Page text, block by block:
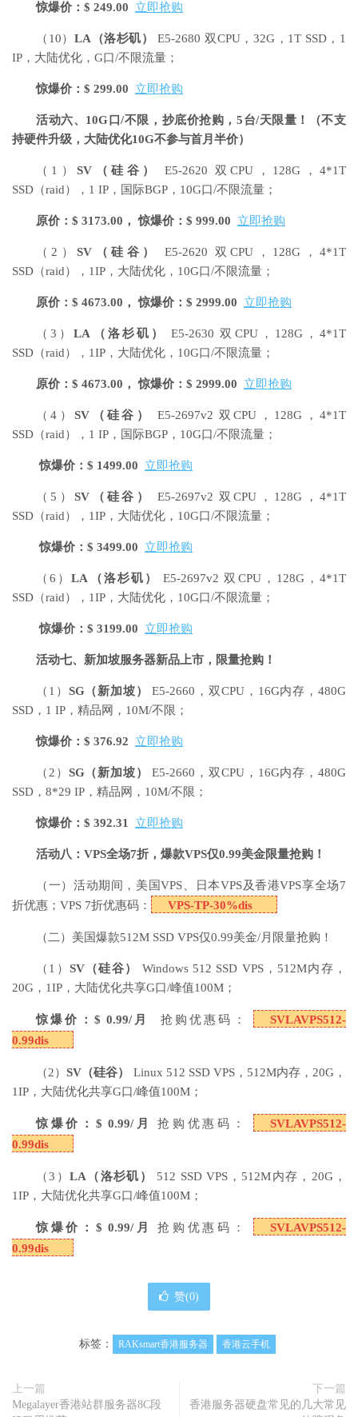
惊爆价：$ 249.00 立即抢购
（10） LA （洛杉矶）
E5-2680 双CPU，32G，1T SSD，1
IP，大陆优化，G口/不限流量；
惊爆价：$ 299.00 立即抢购
活动六、10G口/不限，抄底价抢购，5台/天限量！
（不支
持硬件升级，大陆优化10G不参与首月半价）
（1）SV （硅谷）
E5-2620 双CPU，128G，4*1T
SSD（raid），1 IP，国际BGP，10G口/不限流量；
原价：$ 3173.00， 惊爆价：$ 999.00 立即抢购
（2）SV （硅谷）
E5-2620 双CPU，128G，4*1T
SSD（raid），1IP，大陆优化，10G口/不限流量；
原价：$ 4673.00， 惊爆价：$ 2999.00 立即抢购
（3）LA （洛杉矶）
E5-2630 双CPU，128G，4*1T
SSD（raid），1IP，大陆优化，10G口/不限流量；
原价：$ 4673.00， 惊爆价：$ 2999.00 立即抢购
（4）SV （硅谷）
E5-2697v2 双CPU，128G，4*1T
SSD（raid），1 IP，国际BGP，10G口/不限流量；
惊爆价：$ 1499.00 立即抢购
（5）SV （硅谷）
E5-2697v2 双CPU，128G，4*1T
SSD（raid），1IP，大陆优化，10G口/不限流量；
惊爆价：$ 3499.00 立即抢购
（6）LA （洛杉矶）
E5-2697v2 双CPU，128G，4*1T
SSD（raid），1IP，大陆优化，10G口/不限流量；
惊爆价：$ 3199.00 立即抢购
活动七、新加坡服务器新品上市，限量抢购！
（1） SG（新加坡）
E5-2660，双CPU，16G内存，480G
SSD，1 IP，精品网，10M/不限；
惊爆价：$ 376.92 立即抢购
（2） SG（新加坡）
E5-2660，双CPU，16G内存，480G
SSD，8*29 IP，精品网，10M/不限；
惊爆价：$ 392.31 立即抢购
活动八：VPS全场7折，爆款VPS仅0.99美金限量抢购！
（一）活动期间，美国VPS、日本VPS及香港VPS享全场7
折优惠；VPS 7折优惠码：
VPS-TP-30%dis
（二）美国爆款512M SSD VPS仅0.99美金/月限量抢购！
（1） SV（硅谷）
Windows 512 SSD VPS，512M内存，
20G，1IP，大陆优化共享G口/峰值100M；
惊爆价：$ 0.99/月 抢购优惠码：
SVLAVPS512-
0.99dis
（2）SV （硅谷）
Linux 512 SSD VPS，512M内存，20G，
1IP，大陆优化共享G口/峰值100M；
惊爆价：$ 0.99/月 抢购优惠码：
SVLAVPS512-
0.99dis
（3） LA （洛杉矶）
512 SSD VPS，512M内存，20G，
1IP，大陆优化共享G口/峰值100M；
惊爆价：$ 0.99/月 抢购优惠码：
SVLAVPS512-
0.99dis
赞(0)
标签： RAKsmart香港服务器 香港云手机
上一篇
Megalayer香港站群服务器8C段
下一篇
香港服务器硬盘常见的几大常见